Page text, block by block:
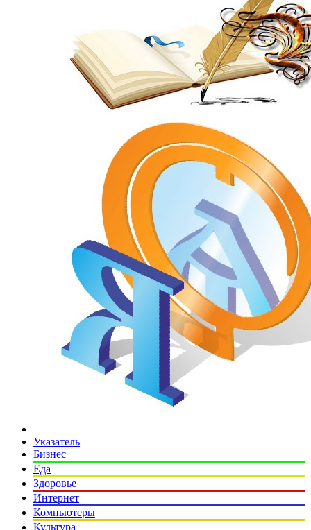
Указатель
Бизнес
Еда
Здоровье
Интернет
Компьютеры
Культура